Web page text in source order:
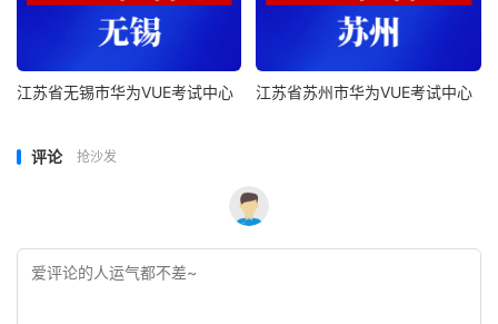
江苏省无锡市华为VUE考试中心 江苏省苏州市华为VUE考试中心
评论 抢沙发